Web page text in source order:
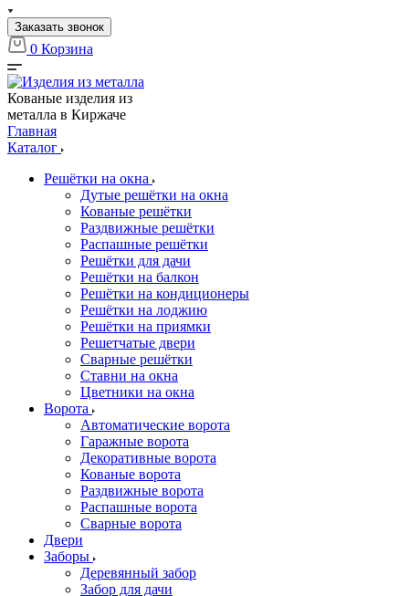
Заказать звонок
0 Корзина
Кованые изделия из
металла в Киржаче
Главная
Каталог
Решётки на окна
Дутые решётки на окна
Кованые решётки
Раздвижные решётки
Распашные решётки
Решётки для дачи
Решётки на балкон
Решётки на кондиционеры
Решётки на лоджию
Решётки на приямки
Решетчатые двери
Сварные решётки
Ставни на окна
Цветники на окна
Ворота
Автоматические ворота
Гаражные ворота
Декоративные ворота
Кованые ворота
Раздвижные ворота
Распашные ворота
Сварные ворота
Двери
Заборы
Деревянный забор
Забор для дачи